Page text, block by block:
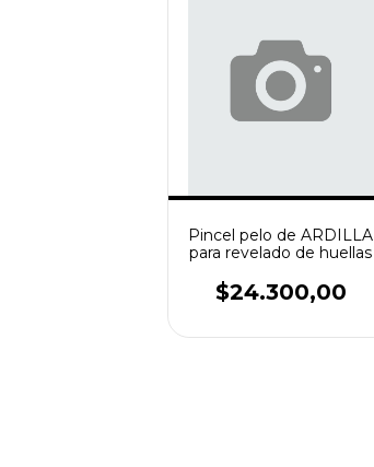
Pincel pelo de ARDILLA
para revelado de huellas
$24.300,00